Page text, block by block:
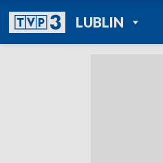
LUBLINPOWRÓT DO
TVP REGIONY